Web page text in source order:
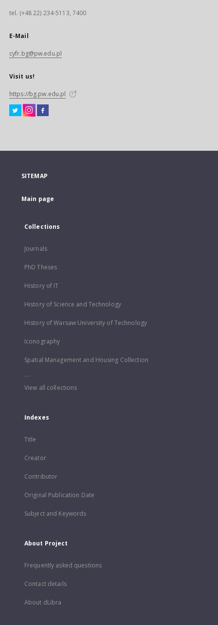
tel. (+48 22) 234-5113, 7400
E-Mail
cyfr.bg@pw.edu.pl
Visit us!
https://bg.pw.edu.pl
SITEMAP
Main page
Collections
Journals
PhD Theses
History of IT
History of Science and Technology
History of Warsaw University of Technology
Iconography
Spatial Management and Housing Collection
...
View all collections
Indexes
Title
Creator
Contributor
Original Publication Date
Subject and Keywords
About Project
Frequently asked questions
Contact details
About dLibra